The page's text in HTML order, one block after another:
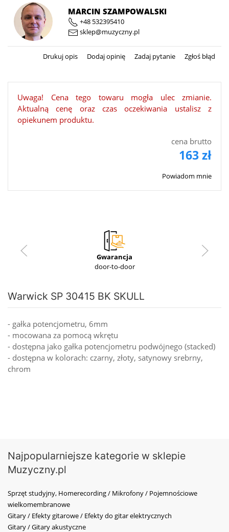
MARCIN SZAMPOWALSKI
+48 532395410
sklep@muzyczny.pl
Drukuj opis Dodaj opinię Zadaj pytanie Zgłoś błąd
Uwaga! Cena tego towaru mogła ulec zmianie.
Aktualną cenę oraz czas oczekiwania ustalisz z
opiekunem produktu.
cena brutto
163 zł
Powiadom mnie
Gwarancja
door-to-door
Warwick SP 30415 BK SKULL
- gałka potencjometru, 6mm
- mocowana za pomocą wkrętu
- dostępna jako gałka potencjometru podwójnego (stacked)
- dostępna w kolorach: czarny, złoty, satynowy srebrny,
chrom
Najpopularniejsze kategorie w sklepie
Muzyczny.pl
Sprzęt studyjny, Homerecording / Mikrofony / Pojemnościowe
wielkomembranowe
Gitary / Efekty gitarowe / Efekty do gitar elektrycznych
Gitary / Gitary akustyczne